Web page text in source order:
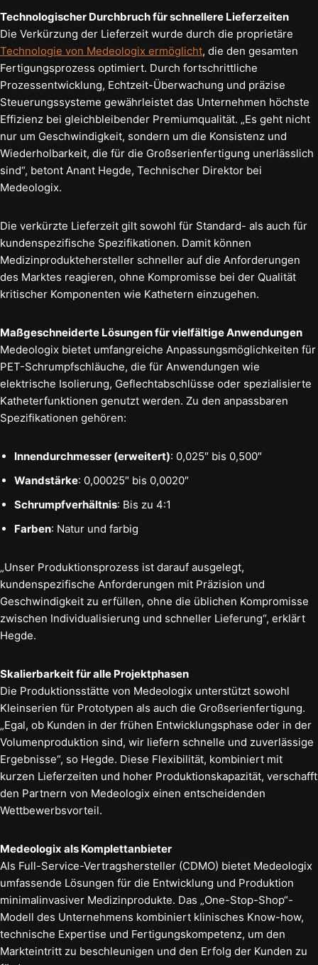
Technologischer Durchbruch für schnellere Lieferzeiten
Die Verkürzung der Lieferzeit wurde durch die proprietäre
Technologie von Medeologix ermöglicht, die den gesamten
Fertigungsprozess optimiert. Durch fortschrittliche
Prozessentwicklung, Echtzeit-Überwachung und präzise
Steuerungssysteme gewährleistet das Unternehmen höchste
Effizienz bei gleichbleibender Premiumqualität. „Es geht nicht
nur um Geschwindigkeit, sondern um die Konsistenz und
Wiederholbarkeit, die für die Großserienfertigung unerlässlich
sind“, betont Anant Hegde, Technischer Direktor bei
Medeologix.
Die verkürzte Lieferzeit gilt sowohl für Standard- als auch für
kundenspezifische Spezifikationen. Damit können
Medizinproduktehersteller schneller auf die Anforderungen
des Marktes reagieren, ohne Kompromisse bei der Qualität
kritischer Komponenten wie Kathetern einzugehen.
Maßgeschneiderte Lösungen für vielfältige Anwendungen
Medeologix bietet umfangreiche Anpassungsmöglichkeiten für
PET-Schrumpfschläuche, die für Anwendungen wie
elektrische Isolierung, Geflechtabschlüsse oder spezialisierte
Katheterfunktionen genutzt werden. Zu den anpassbaren
Spezifikationen gehören:
Innendurchmesser (erweitert): 0,025″ bis 0,500″
Wandstärke: 0,00025″ bis 0,0020″
Schrumpfverhältnis: Bis zu 4:1
Farben: Natur und farbig
„Unser Produktionsprozess ist darauf ausgelegt,
kundenspezifische Anforderungen mit Präzision und
Geschwindigkeit zu erfüllen, ohne die üblichen Kompromisse
zwischen Individualisierung und schneller Lieferung“, erklärt
Hegde.
Skalierbarkeit für alle Projektphasen
Die Produktionsstätte von Medeologix unterstützt sowohl
Kleinserien für Prototypen als auch die Großserienfertigung.
„Egal, ob Kunden in der frühen Entwicklungsphase oder in der
Volumenproduktion sind, wir liefern schnelle und zuverlässige
Ergebnisse“, so Hegde. Diese Flexibilität, kombiniert mit
kurzen Lieferzeiten und hoher Produktionskapazität, verschafft
den Partnern von Medeologix einen entscheidenden
Wettbewerbsvorteil.
Medeologix als Komplettanbieter
Als Full-Service-Vertragshersteller (CDMO) bietet Medeologix
umfassende Lösungen für die Entwicklung und Produktion
minimalinvasiver Medizinprodukte. Das „One-Stop-Shop“-
Modell des Unternehmens kombiniert klinisches Know-how,
technische Expertise und Fertigungskompetenz, um den
Markteintritt zu beschleunigen und den Erfolg der Kunden zu